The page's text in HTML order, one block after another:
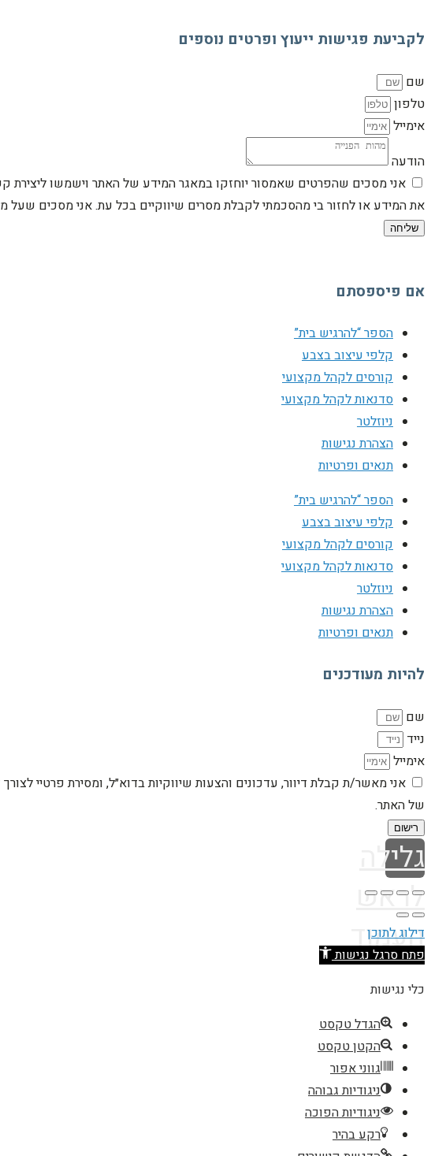
לקביעת פגישות ייעוץ ופרטים נוספים
שם
טלפון
אימייל
הודעה
אני מסכים שהפרטים שאמסור יוחזקו במאגר המידע של האתר וישמשו ליצירת
את המידע או לחזור בי מהסכמתי לקבלת מסרים שיווקיים בכל עת. אני מסכים שעל
שליחה
אם פיספסתם
הספר “להרגיש בית”
קלפי עיצוב בצבע
קורסים לקהל מקצועי
סדנאות לקהל מקצועי
ניוזלטר
הצהרת נגישות
תנאים ופרטיות
הספר “להרגיש בית”
קלפי עיצוב בצבע
קורסים לקהל מקצועי
סדנאות לקהל מקצועי
ניוזלטר
הצהרת נגישות
תנאים ופרטיות
להיות מעודכנים
שם
נייד
אימייל
אני מאשר/ת קבלת דיוור, עדכונים והצעות שיווקיות בדוא״ל, ומסירת פרטיי
של האתר.
רישום
גלילה
לראש
העמוד
דילוג לתוכן
פתח סרגל נגישות
כלי נגישות
הגדל טקסט
הקטן טקסט
גווני אפור
ניגודיות גבוהה
ניגודיות הפוכה
רקע בהיר